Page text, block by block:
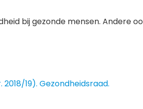
bij gezonde mensen. Andere
19). Gezondheidsraad.